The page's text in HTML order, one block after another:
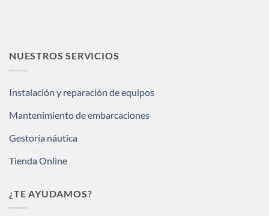
NUESTROS SERVICIOS
Instalación y reparación de equipos
Mantenimiento de embarcaciones
Gestoría náutica
Tienda Online
¿TE AYUDAMOS?